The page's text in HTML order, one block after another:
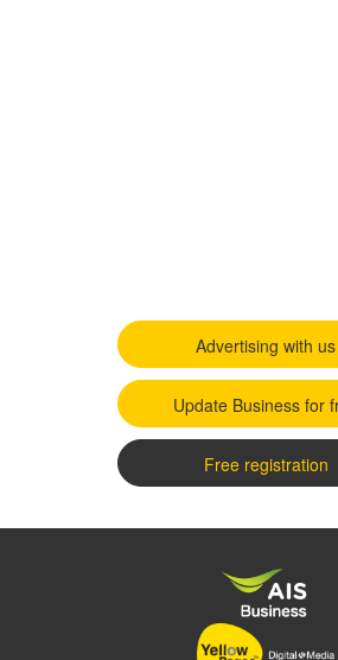
Advertising with us
Update Business for
Free registration